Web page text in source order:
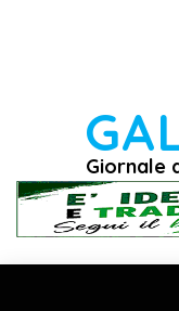
Giornale